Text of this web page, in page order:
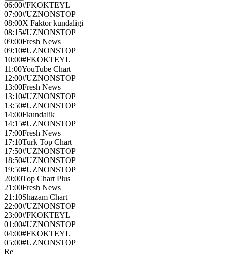
06:00#FKOKTEYL
07:00#UZNONSTOP
08:00X Faktor kundaligi
08:15#UZNONSTOP
09:00Fresh News
09:10#UZNONSTOP
10:00#FKOKTEYL
11:00YouTube Chart
12:00#UZNONSTOP
13:00Fresh News
13:10#UZNONSTOP
13:50#UZNONSTOP
14:00Fkundalik
14:15#UZNONSTOP
17:00Fresh News
17:10Turk Top Chart
17:50#UZNONSTOP
18:50#UZNONSTOP
19:50#UZNONSTOP
20:00Top Chart Plus
21:00Fresh News
21:10Shazam Chart
22:00#UZNONSTOP
23:00#FKOKTEYL
01:00#UZNONSTOP
04:00#FKOKTEYL
05:00#UZNONSTOP
Re